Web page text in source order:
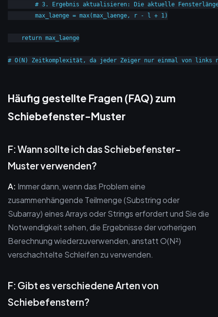
# 3. Ergebnis aktualisieren: Die aktuelle
        max_laenge = max(max_laenge, r - l + 1)
    return max_laenge
Häufig gestellte Fragen (FAQ) zum
Schiebefenster-Muster
F: Wann sollte ich das Schiebefenster-
Muster verwenden?
A: Immer dann, wenn das Problem eine
zusammenhängende Teilmenge (Substring oder
Subarray) eines Arrays oder Strings erfordert und Sie die
Notwendigkeit sehen, die Ergebnisse der vorherigen
Berechnung wiederzuverwenden, anstatt O(N²)
verschachtelte Schleifen zu verwenden.
F: Gibt es verschiedene Arten von
Schiebefenstern?